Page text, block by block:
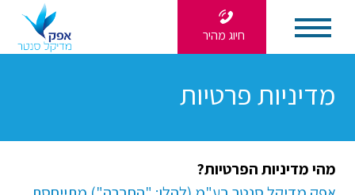
חיוג מהיר
מדיניות פרטיות
מהי מדיניות הפרטיות?